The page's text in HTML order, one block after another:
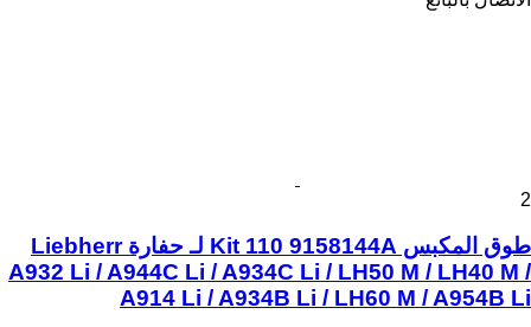
2
طوق المكبس Kit 110 9158144A لـ حفارة Liebherr
A932 Li / A944C Li / A934C Li / LH50 M / LH40 M /
A914 Li / A934B Li / LH60 M / A954B Li